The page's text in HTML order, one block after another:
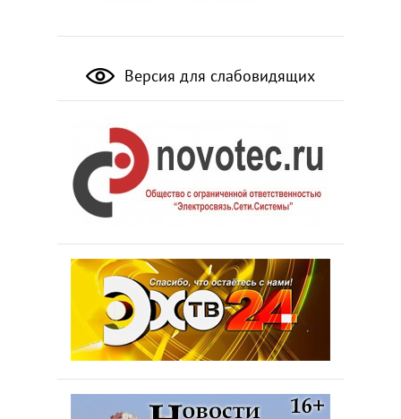
Версия для слабовидящих